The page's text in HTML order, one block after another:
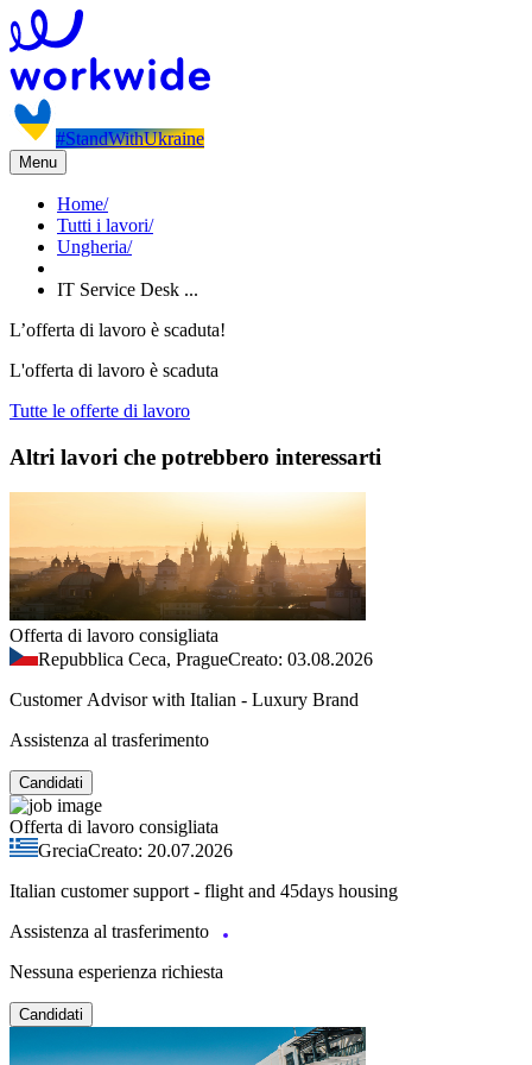
#StandWithUkraine
Menu
Home/
Tutti i lavori/
Ungheria/
IT Service Desk ...
L’offerta di lavoro è scaduta!
L'offerta di lavoro è scaduta
Tutte le offerte di lavoro
Altri lavori che potrebbero interessarti
Offerta di lavoro consigliata
Repubblica Ceca, PragueCreato: 03.08.2026
Customer Advisor with Italian - Luxury Brand
Assistenza al trasferimento
Candidati
Offerta di lavoro consigliata
GreciaCreato: 20.07.2026
Italian customer support - flight and 45days housing
Assistenza al trasferimento
Nessuna esperienza richiesta
Candidati